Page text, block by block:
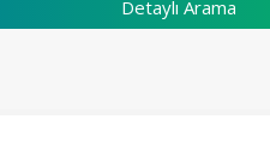
Detaylı Arama